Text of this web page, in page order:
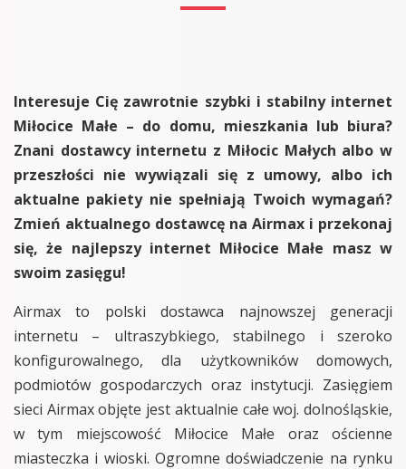
Interesuje Cię zawrotnie szybki i stabilny internet
Miłocice Małe – do domu, mieszkania lub biura?
Znani dostawcy internetu z Miłocic Małych albo w
przeszłości nie wywiązali się z umowy, albo ich
aktualne pakiety nie spełniają Twoich wymagań?
Zmień aktualnego dostawcę na Airmax i przekonaj
się, że najlepszy internet Miłocice Małe masz w
swoim zasięgu!
Airmax to polski dostawca najnowszej generacji
internetu – ultraszybkiego, stabilnego i szeroko
konfigurowalnego, dla użytkowników domowych,
podmiotów gospodarczych oraz instytucji. Zasięgiem
sieci Airmax objęte jest aktualnie całe woj. dolnośląskie,
w tym miejscowość Miłocice Małe oraz ościenne
miasteczka i wioski. Ogromne doświadczenie na rynku